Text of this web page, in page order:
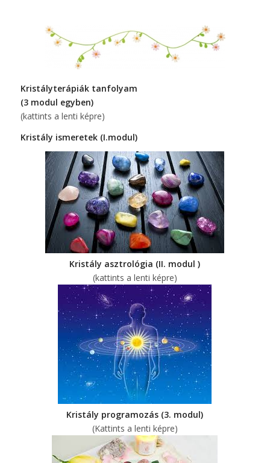
Kristályterápiák tanfolyam
(3 modul egyben)
(kattints a lenti képre)
Kristály ismeretek (I.modul)
Kristály asztrológia (II. modul )
(kattints a lenti képre)
Kristály programozás (3. modul)
(Kattints a lenti képre)